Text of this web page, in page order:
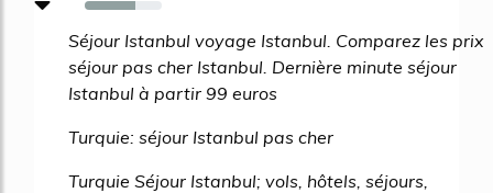
65%
Séjour Istanbul voyage Istanbul. Comparez les prix
séjour pas cher Istanbul. Dernière minute séjour
Istanbul à partir 99 euros
Turquie: séjour Istanbul pas cher
Turquie Séjour Istanbul; vols, hôtels, séjours,